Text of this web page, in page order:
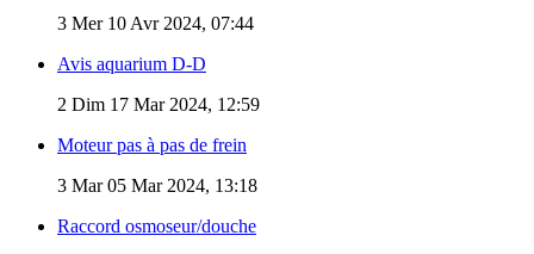
3 Mer 10 Avr 2024, 07:44
Avis aquarium D-D
2 Dim 17 Mar 2024, 12:59
Moteur pas à pas de frein
3 Mar 05 Mar 2024, 13:18
Raccord osmoseur/douche